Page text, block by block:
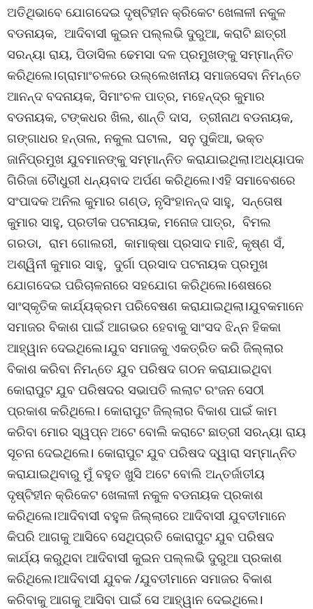
ଅତିଥିଭାବେ ଯୋଗଦେଇ ଦୃଷ୍ଟିହୀନ କ୍ରିକେଟ ଖେଳାଳୀ ନକୁଳ
ବଡନାୟକ, ଆଦିବାସୀ କୁଇନ ପଲ୍ଲଭି ଦୁରୁଆ, କରାଟି ଛାତ୍ରୀ
ସରନ୍ୟା ରାୟ, ପିଡାସିଲ ଢେମସା ଦଳ ପ୍ରମୁଖଙ୍କୁ ସମ୍ମାନ୍ନିତ
କରିଥିଲେ।ଗ୍ରାମାଂଚଳରେ ଉଲ୍ଲେଖନୀୟ ସମାଜସେବା ନିମନ୍ତେ
ଆନନ୍ଦ ବଦନାୟକ, ସିମାଂଚଳ ପାତ୍ର, ମହେନ୍ଦ୍ର କୁମାର
ବଡନାୟକ, ଟଙ୍କଧର ଖିଲ, ଶାନ୍ତି ଦାସ, ତ୍ରୀନାଥ ବଡନାୟକ,
ଗଙ୍ଗାଧର ହନ୍ତାଲ, ନକୁଲ ଘଟାଲ, ସନୁ ପୁକିଆ, ଭକ୍ତ
ଜାନିପ୍ରମୁଖ ଯୁବମାନଙ୍କୁ ସମ୍ମାନ୍ନିତ କରାଯାଇଥିଲା।ଅଧ୍ୟାପକ
ଗିରିଜା ଚୈାଧୁରୀ ଧନ୍ୟବାଦ ଅର୍ପଣ କରିଥିଲେ।ଏହି ସମାବେଶରେ
ସଂପାଦକ ଅନିଲ କୁମାର ଗଣ୍ଡ, ନୃସିଂହାନନ୍ଦ ସାହୁ, ସନ୍ତୋଷ
କୁମାର ସାହୁ, ପ୍ରତୀକ ପଟନାୟକ, ମନୋଜ ପାତ୍ର, ବିମଲ
ଗରଡା, ରାମ ଗୋଲରୀ, କାମାକ୍ଷା ପ୍ରସାଦ ମାଝି, କୃଷ୍ଣ ସଁ,
ଅଶ୍ୱିନୀ କୁମାର ସାହୁ, ଦୁର୍ଗା ପ୍ରସାଦ ପଟନାୟକ ପ୍ରମୁଖ
ଯୋଗଦେଇ ପରିଚାଳନାରେ ସହଯୋଗ କରିଥିଲେ।ଶେଷରେ
ସାଂସ୍କୃତିକ କାର୍ଯ୍ୟକ୍ରମ ପରିବେଷଣ କରାଯାଇଥିଲା।ଯୁବକମାନେ
ସମାଜର ବିକାଶ ପାଇଁ ଆଗଭର ହେବାକୁ ସାଂସଦ ଝିନ୍ନ ହିକକା
ଆହ୍ୱାନ ଦେଇଥିଲେ।ଯୁବ ସମାଜକୁ ଏକତ୍ରିତ କରି ଜିଲ୍ଲାର
ବିକାଶ କରିବା ନିମନ୍ତେ ଯୁବ ପରିଷଦ ଗଠନ କରାଯାଇଥିବା
କୋରାପୁଟ ଯୁବ ପରିଷଦର ସଭାପତି ଲଲାଟ ରଂଜନ ସେଠୀ
ପ୍ରକାଶ କରିଥିଲେ। କୋରାପୁଟ ଜିଲ୍ଲାର ବିକାଶ ପାଇଁ କାମ
କରିବା ମୋର ସ୍ୱପ୍ନ ଅଟେ ବୋଲି କରାଟେ ଛାତ୍ରୀ ସରନ୍ୟା ରାୟ
ସୂଚନା ଦେଇଥିଲେ। କୋରାପୁଟ ଯୁବ ପରିଷଦ ଦ୍ୱାରା ସମ୍ମାନ୍ନିତ
କରାଯାଇଥିବାରୁ ମୁଁ ବହୁତ ଖୁସି ଅଟେ ବୋଲି ଅନ୍ତର୍ଜାତୀୟ
ଦୃଷ୍ଟିହୀନ କ୍ରିକେଟ ଖେଳାଳୀ ନକୁଳ ବଡନାୟକ ପ୍ରକାଶ
କରିଥିଲେ।ଆଦିବାସୀ ବହୁଳ ଜିଲ୍ଲାରେ ଆଦିବାସୀ ଯୁବତୀମାନେ
କିପରି ଆଗକୁ ଆସିବେ ସେଥିପ୍ରତି କୋରାପୁଟ ଯୁବ ପରିଷଦ
କାର୍ଯ୍ୟ କରୁଥିବା ଆଦିବାସୀ କୁଇନ ପଲ୍ଲଭି ଦୁରୁଆ ପ୍ରକାଶ
କରିଥିଲେ।ଆଦିବାସୀ ଯୁବକ /ଯୁବତୀମାନେ ସମାଜର ବିକାଶ
କରିବାକୁ ଆଗକୁ ଆସିବା ପାଇଁ ସେ ଆହ୍ୱାନ ଦେଇଥିଲେ।